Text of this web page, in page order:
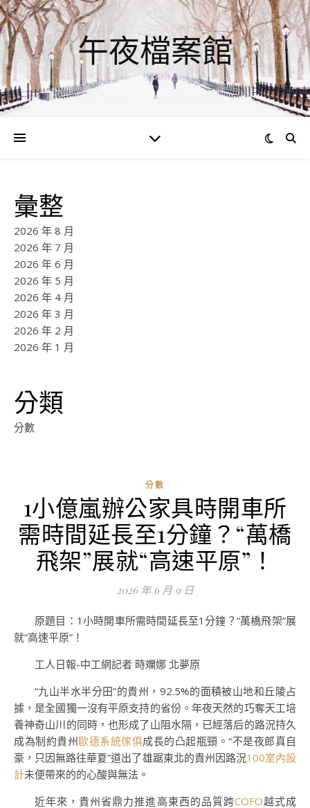
午夜檔案館
彙整
2026 年 8 月
2026 年 7 月
2026 年 6 月
2026 年 5 月
2026 年 4 月
2026 年 3 月
2026 年 2 月
2026 年 1 月
分類
分數
分數
1小億嵐辦公家具時開車所
需時間延長至1分鐘？“萬橋
飛架”展就“高速平原”！
2026 年 6 月 9 日
原題目：1小時開車所需時間延長至1分鐘？“萬橋飛架”展
就“高速平原”！
工人日報-中工網記者 時斕娜 北夢原
“九山半水半分田”的貴州，92.5%的面積被山地和丘陵占
據，是全國獨一沒有平原支持的省份。年夜天然的巧奪天工培
養神奇山川的同時，也形成了山阻水隔，已經落后的路況持久
成為制約貴州歐德系統傢俱成長的凸起瓶頸。“不是夜郎真自
豪，只因無路往華夏”道出了雄踞東北的貴州因路況100室內設
計未便帶來的的心酸與無法。
近年來，貴州省鼎力推進高東西的品質跨COFO越式成
0